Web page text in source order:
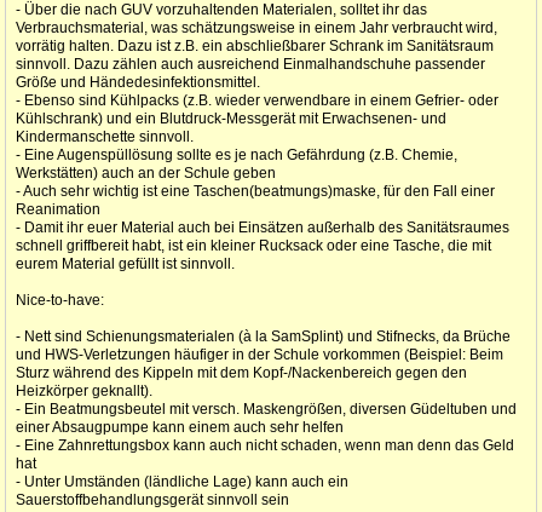
- Über die nach GUV vorzuhaltenden Materialen, solltet ihr das
Verbrauchsmaterial, was schätzungsweise in einem Jahr verbraucht wird,
vorrätig halten. Dazu ist z.B. ein abschließbarer Schrank im Sanitätsraum
sinnvoll. Dazu zählen auch ausreichend Einmalhandschuhe passender
Größe und Händedesinfektionsmittel.
- Ebenso sind Kühlpacks (z.B. wieder verwendbare in einem Gefrier- oder
Kühlschrank) und ein Blutdruck-Messgerät mit Erwachsenen- und
Kindermanschette sinnvoll.
- Eine Augenspüllösung sollte es je nach Gefährdung (z.B. Chemie,
Werkstätten) auch an der Schule geben
- Auch sehr wichtig ist eine Taschen(beatmungs)maske, für den Fall einer
Reanimation
- Damit ihr euer Material auch bei Einsätzen außerhalb des Sanitätsraumes
schnell griffbereit habt, ist ein kleiner Rucksack oder eine Tasche, die mit
eurem Material gefüllt ist sinnvoll.
Nice-to-have:
- Nett sind Schienungsmaterialen (à la SamSplint) und Stifnecks, da Brüche
und HWS-Verletzungen häufiger in der Schule vorkommen (Beispiel: Beim
Sturz während des Kippeln mit dem Kopf-/Nackenbereich gegen den
Heizkörper geknallt).
- Ein Beatmungsbeutel mit versch. Maskengrößen, diversen Güdeltuben und
einer Absaugpumpe kann einem auch sehr helfen
- Eine Zahnrettungsbox kann auch nicht schaden, wenn man denn das Geld
hat
- Unter Umständen (ländliche Lage) kann auch ein
Sauerstoffbehandlungsgerät sinnvoll sein